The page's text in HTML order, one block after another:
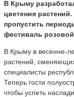
В Крыму
цветения
пропустить
фестиваль
В Крыму в весенне-
растений,
специалисты
Теперь гости
чтобы успеть